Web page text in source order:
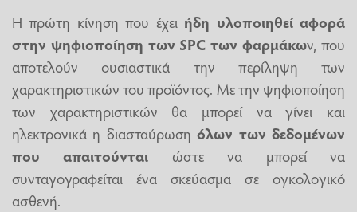
Η πρώτη κίνηση που έχει ήδη υλοποιηθεί αφορά
στην ψηφιοποίηση των SPC των φαρμάκων, που
αποτελούν ουσιαστικά την περίληψη των
χαρακτηριστικών του προϊόντος. Με την ψηφιοποίηση
των χαρακτηριστικών θα μπορεί να γίνει και
ηλεκτρονικά η διασταύρωσηόλων των δεδομένων
που απαιτούνται ώστε να μπορεί να
συνταγογραφείται ένα σκεύασμα σε ογκολογικό
ασθενή.